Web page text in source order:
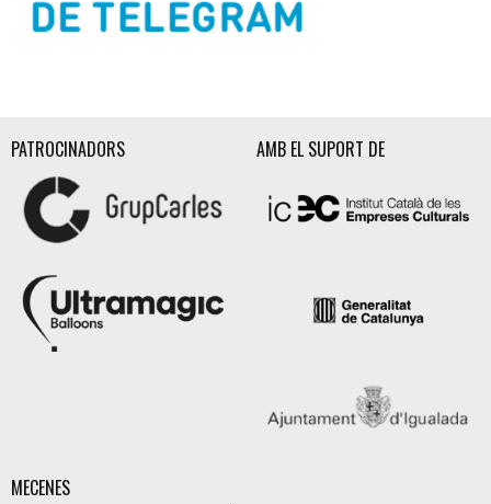
PATROCINADORS AMB EL SUPORT DE
MECENES